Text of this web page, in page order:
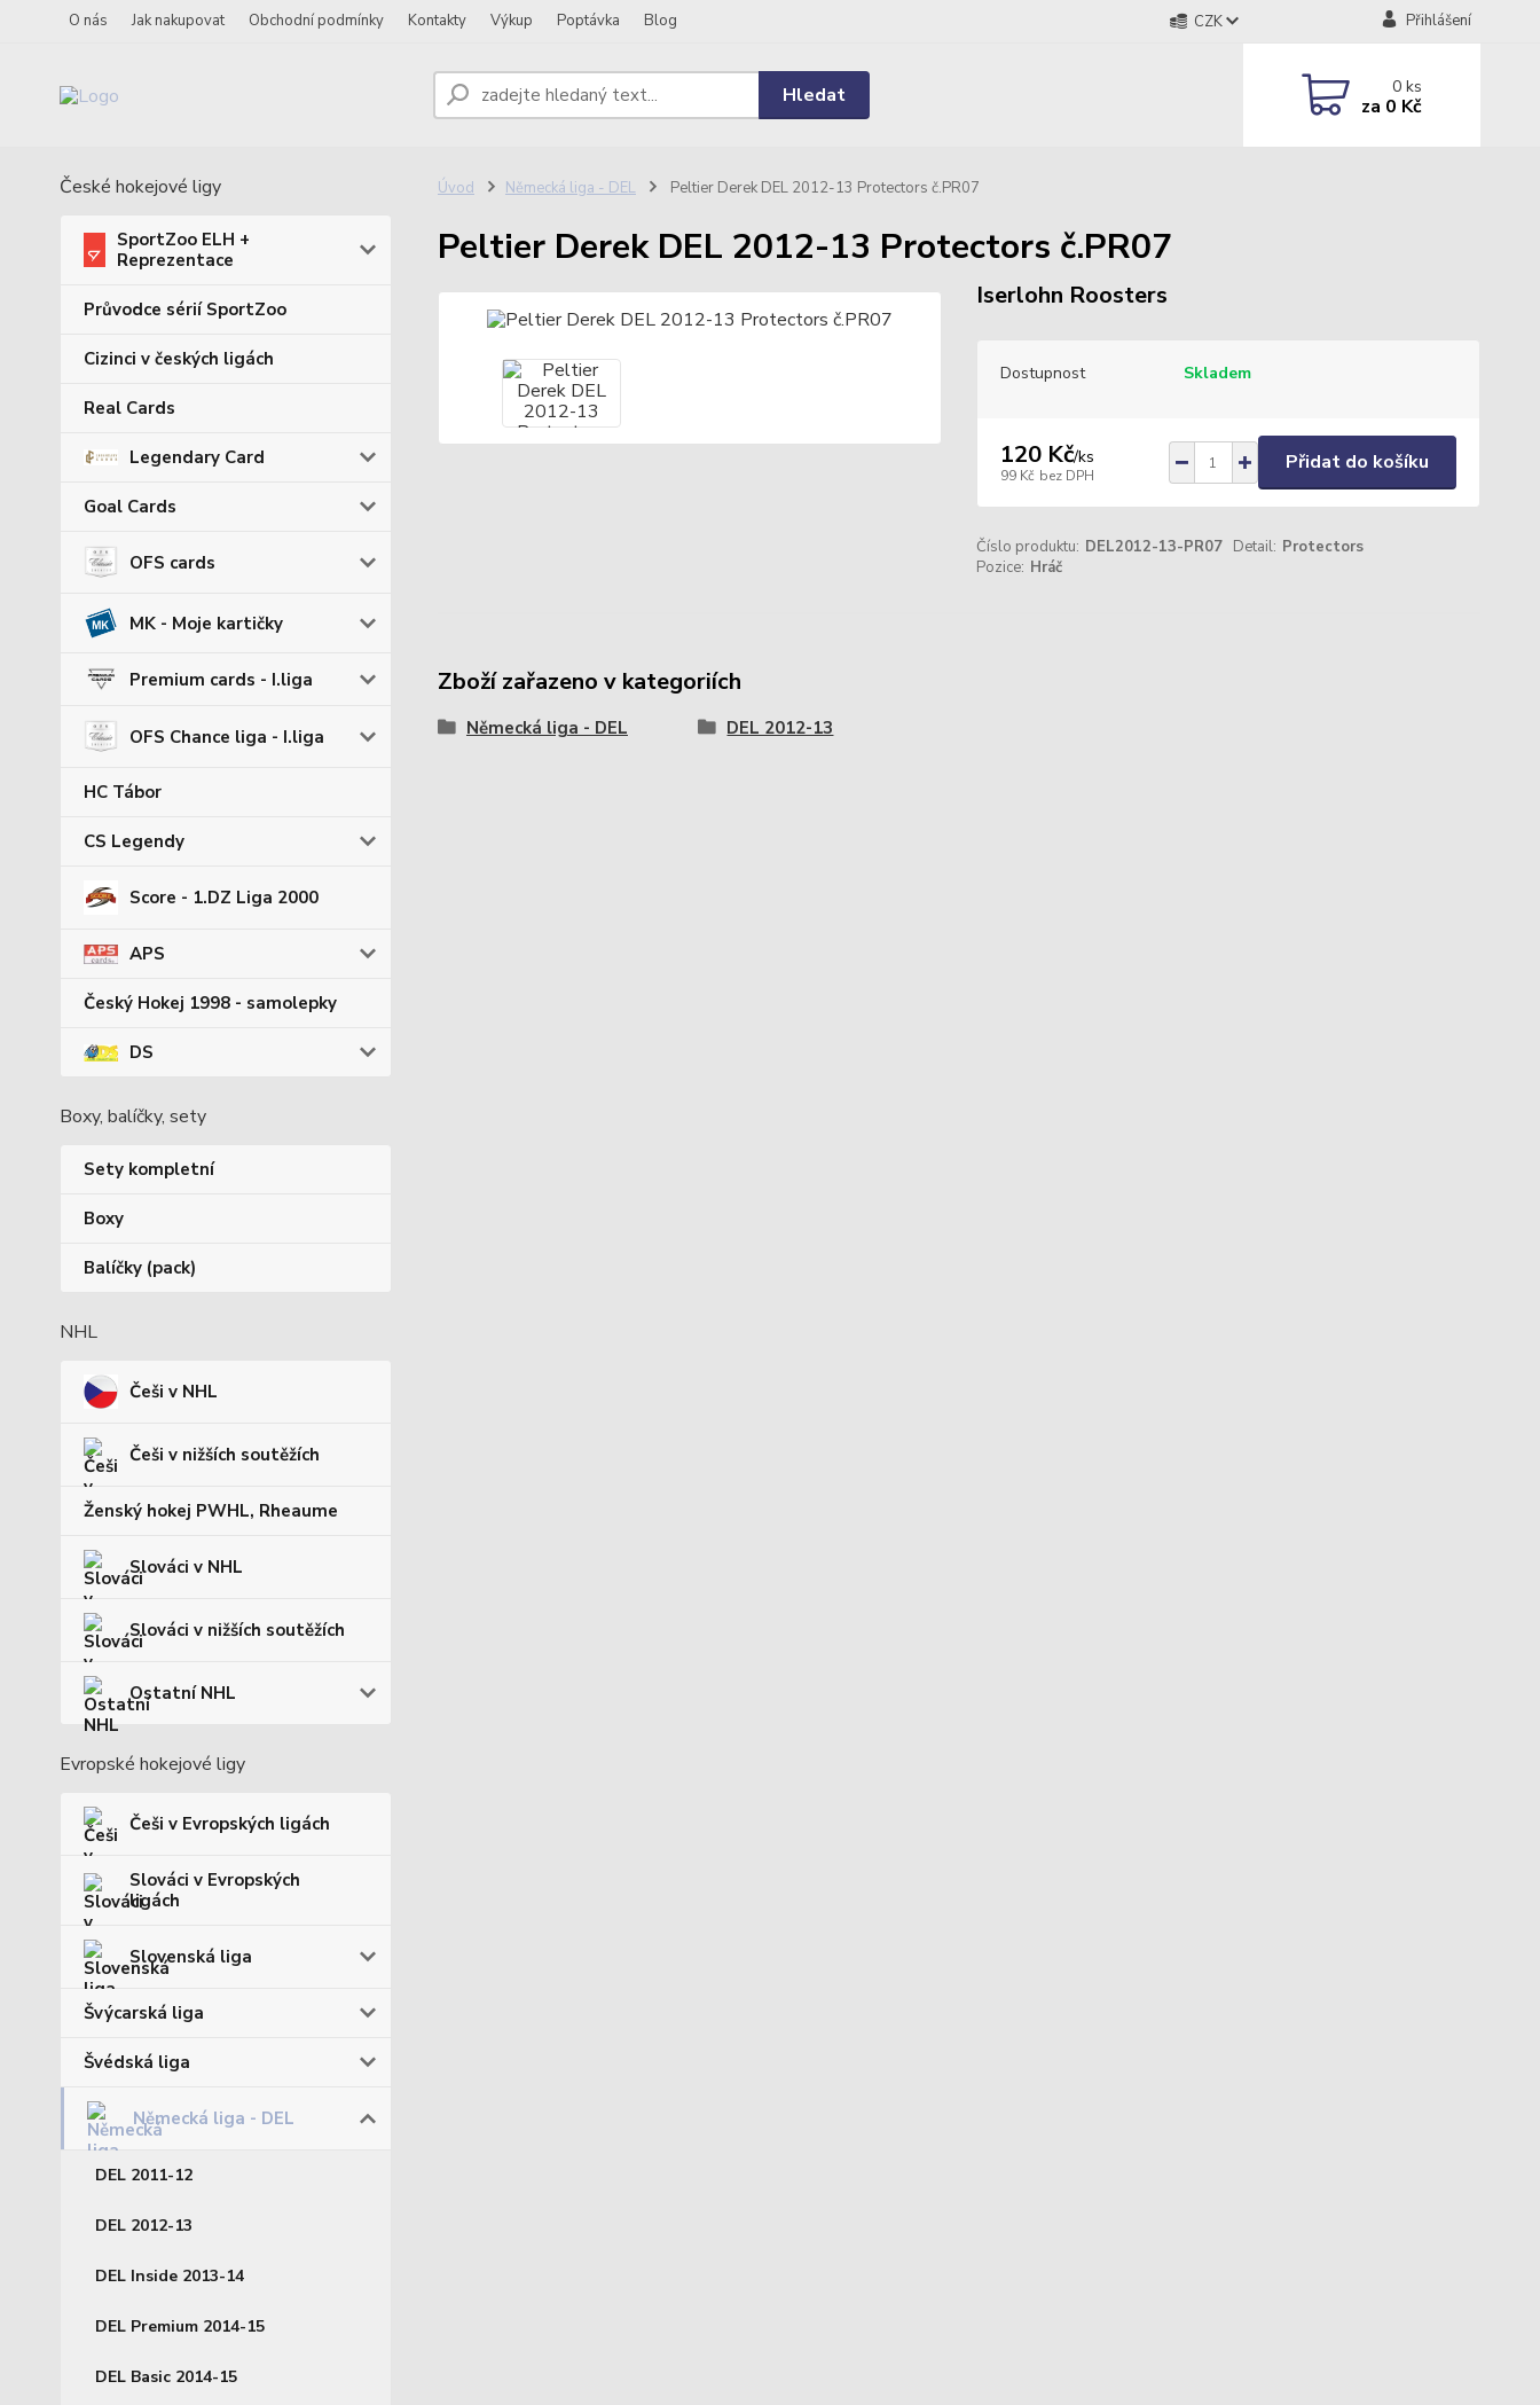
O nás Jak nakupovat Obchodní podmínky Kontakty Výkup Poptávka Blog CZK Přihlášení
Hledat 0ks
za 0 Kč
České hokejové ligy
SportZoo ELH +
Reprezentace
Průvodce sérií SportZoo
Cizinci v českých ligách
Real Cards
Legendary Card
Goal Cards
OFS cards
MK - Moje kartičky
Premium cards - I.liga
OFS Chance liga - I.liga
HC Tábor
CS Legendy
Score - 1.DZ Liga 2000
APS
Český Hokej 1998 - samolepky
DS
Boxy, balíčky, sety
Sety kompletní
Boxy
Balíčky (pack)
NHL
Češi v NHL
Češi v nižších soutěžích
Ženský hokej PWHL, Rheaume
Slováci v NHL
Slováci v nižších soutěžích
Ostatní NHL
Evropské hokejové ligy
Češi v Evropských ligách
Slováci v Evropských
ligách
Slovenská liga
Švýcarská liga
Švédská liga
Německá liga - DEL
DEL 2011-12
DEL 2012-13
DEL Inside 2013-14
DEL Premium 2014-15
DEL Basic 2014-15
Úvod Německá liga - DEL Peltier Derek DEL 2012-13 Protectors č.PR07
Peltier Derek DEL 2012-13 Protectors č.PR07
Iserlohn Roosters
Dostupnost Skladem
120 Kč/ks
99 Kč bez DPH
Přidat do košíku
Číslo produktu: DEL2012-13-PR07 Detail: Protectors
Pozice: Hráč
Zboží zařazeno v kategoriích
Německá liga - DEL DEL 2012-13